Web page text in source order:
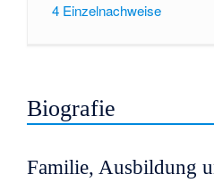
4 Einzelnachweise
Biografie
Familie, Ausbildung